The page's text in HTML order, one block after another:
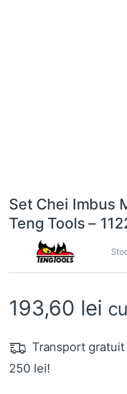
Set Chei Imbus
Teng Tools –
193,60 lei
Transport
250 lei!